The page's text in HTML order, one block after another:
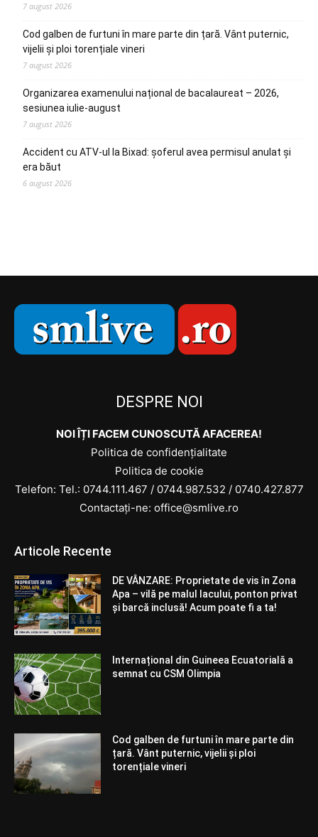
7 august 2026
Cod galben de furtuni în mare parte din țară. Vânt puternic,
vijelii și ploi torențiale vineri
7 august 2026
Organizarea examenului național de bacalaureat – 2026,
sesiunea iulie-august
7 august 2026
Accident cu ATV-ul la Bixad: șoferul avea permisul anulat și
era băut
6 august 2026
DESPRE NOI
NOI ÎȚI FACEM CUNOSCUTĂ AFACEREA!
Politica de confidențialitate
Politica de cookie
Telefon: Tel.: 0744.111.467 / 0744.987.532 / 0740.427.877
Contactați-ne: office@smlive.ro
Articole Recente
DE VÂNZARE: Proprietate de vis în Zona
Apa – vilă pe malul lacului, ponton privat
și barcă inclusă! Acum poate fi a ta!
Internațional din Guineea Ecuatorială a
semnat cu CSM Olimpia
Cod galben de furtuni în mare parte din
țară. Vânt puternic, vijelii și ploi
torențiale vineri